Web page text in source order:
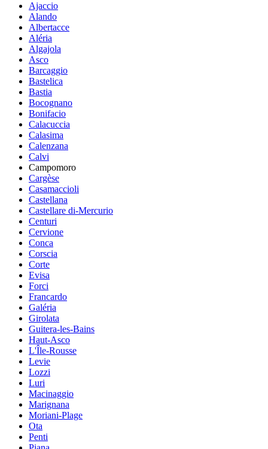
Ajaccio
Alando
Albertacce
Aléria
Algajola
Asco
Barcaggio
Bastelica
Bastia
Bocognano
Bonifacio
Calacuccia
Calasima
Calenzana
Calvi
Campomoro
Cargèse
Casamaccioli
Castellana
Castellare di-Mercurio
Centuri
Cervione
Conca
Corscia
Corte
Evisa
Forci
Francardo
Galéria
Girolata
Guitera-les-Bains
Haut-Asco
L'Île-Rousse
Levie
Lozzi
Luri
Macinaggio
Marignana
Moriani-Plage
Ota
Penti